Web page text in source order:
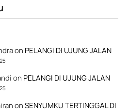
on PELANGI DI UJUNG JALAN
on PELANGI DI UJUNG JALAN
onSENYUMKU TERTINGGAL DI